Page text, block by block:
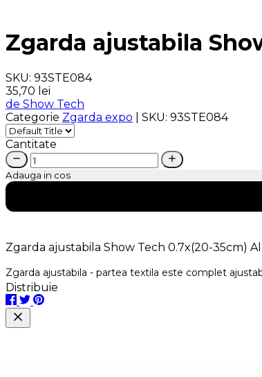
Zgarda ajustabila
SKU: 93STE084
35,70 lei
de Show Tech
Categorie Zgarda expo SKU: 93STE084
Cantitate
Adauga in cos
Zgarda ajustabila Show Tech 0.7x(20-35cm)
Zgarda ajustabila - partea textila este complet
Distribuie